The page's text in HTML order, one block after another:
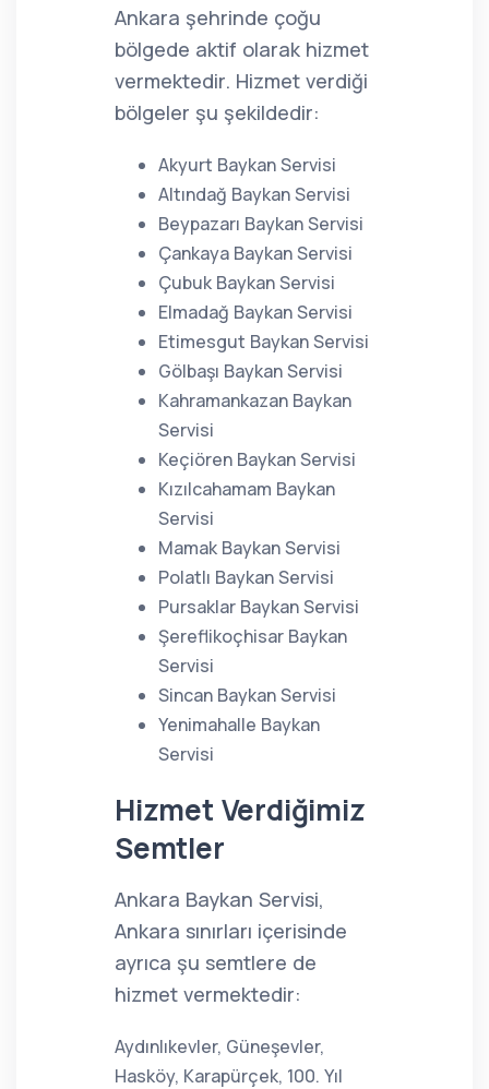
Ankara şehrinde çoğu
bölgede aktif olarak hizmet
vermektedir. Hizmet verdiği
bölgeler şu şekildedir:
Akyurt Baykan Servisi
Altındağ Baykan Servisi
Beypazarı Baykan Servisi
Çankaya Baykan Servisi
Çubuk Baykan Servisi
Elmadağ Baykan Servisi
Etimesgut Baykan Servisi
Gölbaşı Baykan Servisi
Kahramankazan Baykan
Servisi
Keçiören Baykan Servisi
Kızılcahamam Baykan
Servisi
Mamak Baykan Servisi
Polatlı Baykan Servisi
Pursaklar Baykan Servisi
Şereflikoçhisar Baykan
Servisi
Sincan Baykan Servisi
Yenimahalle Baykan
Servisi
Hizmet Verdiğimiz
Semtler
Ankara Baykan Servisi,
Ankara sınırları içerisinde
ayrıca şu semtlere de
hizmet vermektedir:
Aydınlıkevler, Güneşevler,
Hasköy, Karapürçek, 100. Yıl